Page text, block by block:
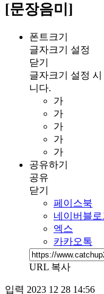
[문장음미]
폰트크기
글자크기 설정
닫기
글자크기 설정
니다.
가
가
가
가
가
공유하기
공유
닫기
페이스북
네이버블로
엑스
카카오톡
URL 복사
입력 2023 12 28 14:56